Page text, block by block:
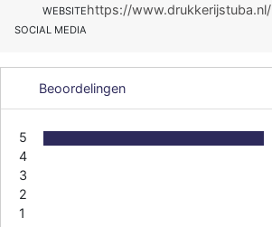
WEBSITEhttps://www.drukkerijstuba.nl/
SOCIAL MEDIA
Beoordelingen
5
4
3
2
1